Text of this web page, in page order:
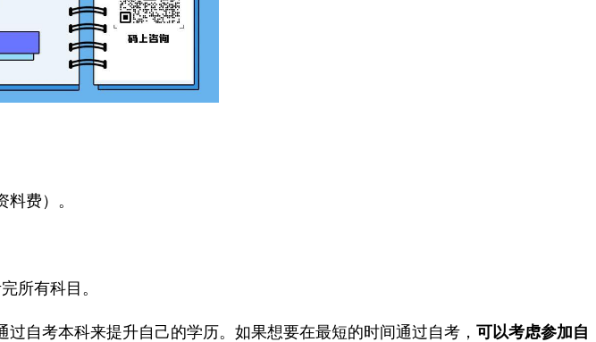
费）。
所有科目。
自考本科来提升自己的学历。如果想要在最短的时间通过自考， 可以考虑参加自